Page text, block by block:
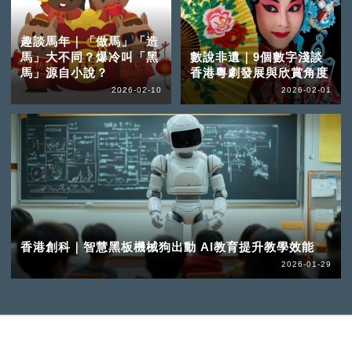
趣談馬年｜「做馬」「造
馬」大不同？爆冷叫「黑
馬」源自小說？
2026-02-10
數說非遺｜9個數字淺談
香港粵劇發展與欣賞角度
2026-02-01
香港創科｜智慧黑板機械狗出動 AI教育提升教學效能
2026-01-29